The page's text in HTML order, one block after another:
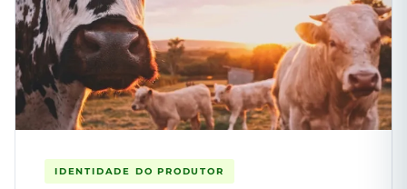
IDENTIDADE DO PRODUTOR